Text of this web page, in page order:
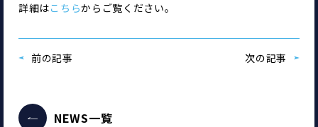
詳細はこちらからご覧ください。
前の記事 次の記事
NEWS一覧